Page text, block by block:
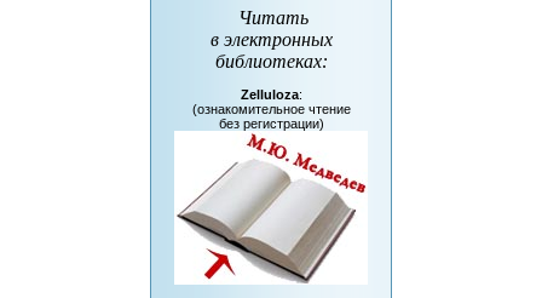
Читать
в электронных
библиотеках:
Zelluloza:
(ознакомительное чтение
без регистрации)